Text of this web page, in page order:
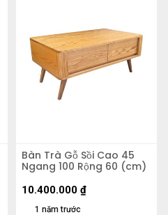
Bàn Trà Gỗ Sồi Cao 45
Ngang 100 Rộng 60 (cm)
1 năm trước
10.400.000 ₫